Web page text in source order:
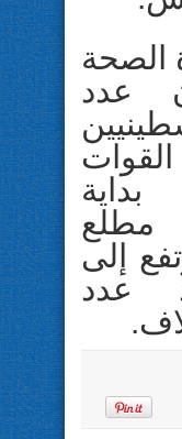
الصحة
عدد
بداية
مطلع
إلى
عدد